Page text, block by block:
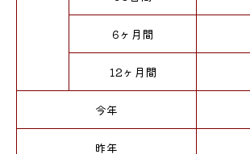
6ヶ月間
12ヶ月間
今年
昨年